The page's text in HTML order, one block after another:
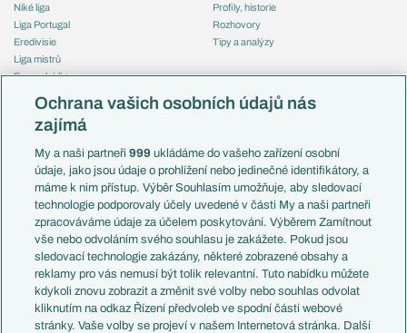
Niké liga
Liga Portugal
Eredivisie
Liga mistrů
Evropská liga
Mistrovství světa
Liga národů
Témata
Představení týmů MS
EuroSkauting
PL v kostce
Evropské koeficienty
Přestupy
Přestupové spekulace
Zranění
Kluby
Profily, historie
Rozhovory
Tipy a analýzy
Česko
Francie
Itálie
Německo
Španělsko
Argentina
Brazílie
Přestupy
Zápasy
Livescore
Ochrana vašich osobních údajů nás
zajímá
My a naši partneři999 ukládáme do vašeho zařízení osobní
údaje, jako jsou údaje o prohlížení nebo jedinečné identifikátory, a
máme k nim přístup. Výběr Souhlasím umožňuje, aby sledovací
technologie podporovaly účely uvedené v části My a naši partneři
zpracováváme údaje za účelem poskytování. Výběrem Zamítnout
vše nebo odvoláním svého souhlasu je zakážete. Pokud jsou
sledovací technologie zakázány, některé zobrazené obsahy a
reklamy pro vás nemusí být tolik relevantní. Tuto nabídku můžete
kdykoli znovu zobrazit a změnit své volby nebo souhlas odvolat
kliknutím na odkaz Řízení předvoleb ve spodní části webové
stránky. Vaše volby se projeví v našem Internetová stránka. Další